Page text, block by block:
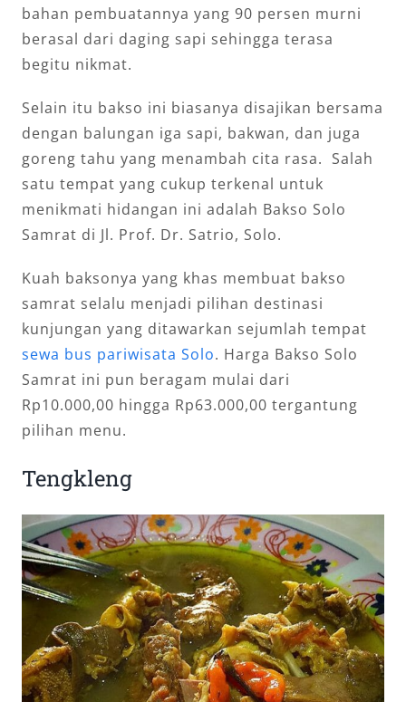
bahan pembuatannya yang 90 persen murni
berasal dari daging sapi sehingga terasa
begitu nikmat.
Selain itu bakso ini biasanya disajikan bersama
dengan balungan iga sapi, bakwan, dan juga
goreng tahu yang menambah cita rasa. Salah
satu tempat yang cukup terkenal untuk
menikmati hidangan ini adalah Bakso Solo
Samrat di Jl. Prof. Dr. Satrio, Solo.
Kuah baksonya yang khas membuat bakso
samrat selalu menjadi pilihan destinasi
kunjungan yang ditawarkan sejumlah tempat
sewa bus pariwisata Solo. Harga Bakso Solo
Samrat ini pun beragam mulai dari
Rp10.000,00 hingga Rp63.000,00 tergantung
pilihan menu.
Tengkleng